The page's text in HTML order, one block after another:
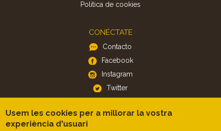
Politica de cookies
CONÉCTATE
Contacto
Facebook
Instagram
Twitter
APP
Usem les cookies per a millorar la vostra
experiència d'usuari